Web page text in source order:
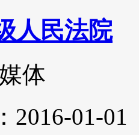
人民法院
体
2016-01-01